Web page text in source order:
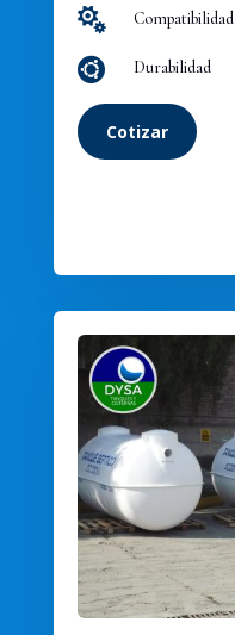
 Compatibilidad
 Durabilidad
Cotizar